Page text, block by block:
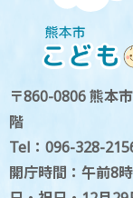
〒860-0806 熊本
階
Tel：096-328-
開庁時間：午前8